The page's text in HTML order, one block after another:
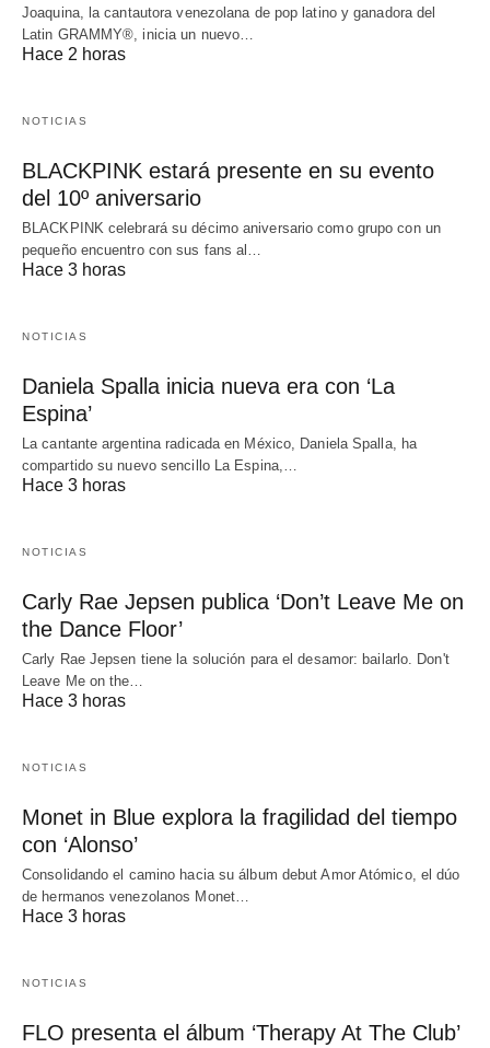
Joaquina, la cantautora venezolana de pop latino y ganadora del
Latin GRAMMY®, inicia un nuevo…
Hace 2 horas
NOTICIAS
BLACKPINK estará presente en su evento
del 10º aniversario
BLACKPINK celebrará su décimo aniversario como grupo con un
pequeño encuentro con sus fans al…
Hace 3 horas
NOTICIAS
Daniela Spalla inicia nueva era con ‘La
Espina’
La cantante argentina radicada en México, Daniela Spalla, ha
compartido su nuevo sencillo La Espina,…
Hace 3 horas
NOTICIAS
Carly Rae Jepsen publica ‘Don’t Leave Me on
the Dance Floor’
Carly Rae Jepsen tiene la solución para el desamor: bailarlo. Don't
Leave Me on the…
Hace 3 horas
NOTICIAS
Monet in Blue explora la fragilidad del tiempo
con ‘Alonso’
Consolidando el camino hacia su álbum debut Amor Atómico, el dúo
de hermanos venezolanos Monet…
Hace 3 horas
NOTICIAS
FLO presenta el álbum ‘Therapy At The Club’